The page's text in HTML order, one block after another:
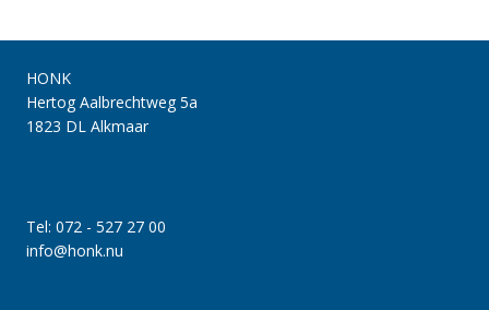
HONK
Hertog Aalbrechtweg 5a
1823 DL Alkmaar
Tel: 072 - 527 27 00
info@honk.nu